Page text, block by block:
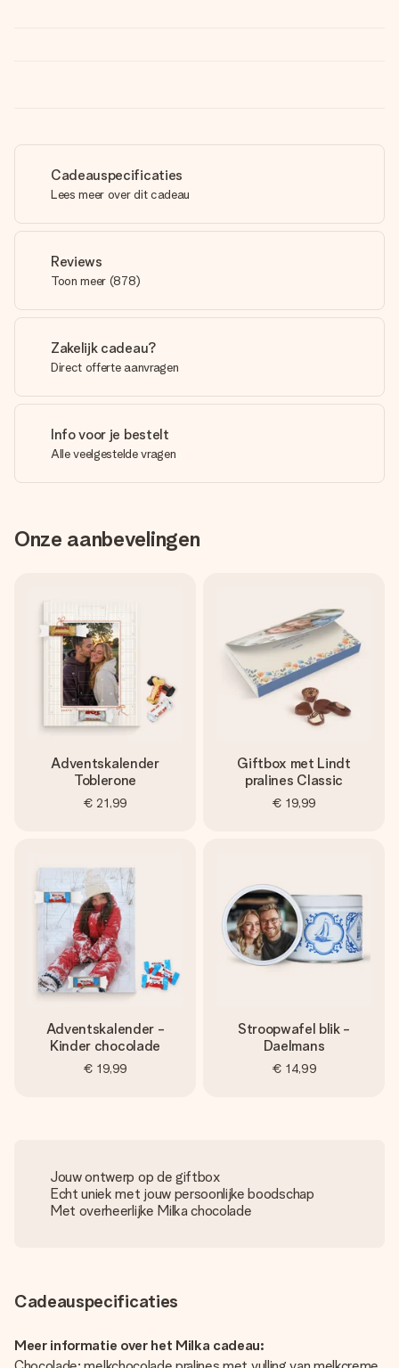
Cadeauspecificaties
Lees meer over dit cadeau
Reviews
Toon meer (878)
Zakelijk cadeau?
Direct offerte aanvragen
Info voor je bestelt
Alle veelgestelde vragen
Onze aanbevelingen
Adventskalender
Toblerone
€ 21,99
Giftbox met Lindt
pralines Classic
€ 19,99
Adventskalender -
Kinder chocolade
€ 19,99
Stroopwafel blik -
Daelmans
€ 14,99
Jouw ontwerp op de giftbox
Echt uniek met jouw persoonlijke boodschap
Met overheerlijke Milka chocolade
Cadeauspecificaties
Meer informatie over het Milka cadeau: